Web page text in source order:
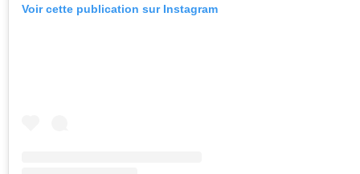
Voir cette publication sur Instagram